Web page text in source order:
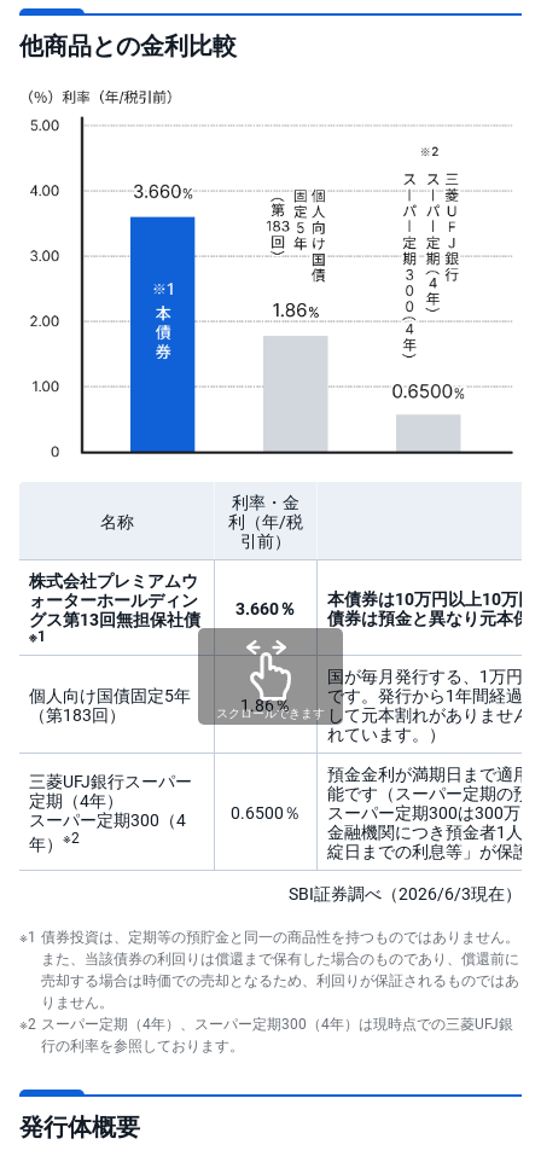
O
P
R
O
i
C
o
他商品との金利比較
名称
利率・金
利 （年/税
引前）
株式会社プレミアムウ
ォーターホールディン
グス第13回無担保社債
※1
3.660％
本債券は10万円以上10万
債券は預金と異なり元本保
個人向け国債固定5年
（第183回）
1.86％
国が毎月発行する、1万円
です。発行から1年間経過
して元本割れがありません
れています。）
三菱UFJ銀行スーパー
定期（4年）
スーパー定期300（4
年） ※2
0.6500％
預金金利が満期日まで適用
能です（スーパー定期の預
スーパー定期300は300万
金融機関につき預金者1人
綻日までの利息等」が保護
スクロールできます
SBI証券調べ（2026/6/3現在）
※1 債券投資は、定期等の預貯金と同一の商品性を持つものではありません。
また、当該債券の利回りは償還まで保有した場合のものであり、償還前に
売却する場合は時価での売却となるため、利回りが保証されるものではあ
りません。
※2 スーパー定期（4年）、スーパー定期300（4年）は現時点での三菱UFJ銀
行の利率を参照しております。
発行体概要